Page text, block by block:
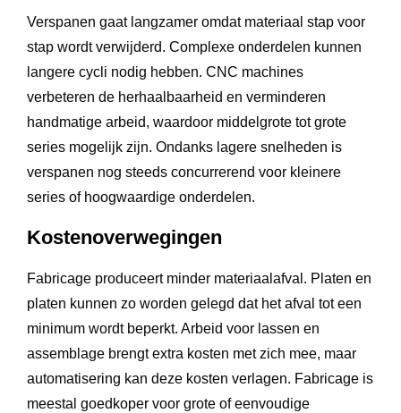
Verspanen gaat langzamer omdat materiaal stap voor
stap wordt verwijderd. Complexe onderdelen kunnen
langere cycli nodig hebben. CNC machines
verbeteren de herhaalbaarheid en verminderen
handmatige arbeid, waardoor middelgrote tot grote
series mogelijk zijn. Ondanks lagere snelheden is
verspanen nog steeds concurrerend voor kleinere
series of hoogwaardige onderdelen.
Kostenoverwegingen
Fabricage produceert minder materiaalafval. Platen en
platen kunnen zo worden gelegd dat het afval tot een
minimum wordt beperkt. Arbeid voor lassen en
assemblage brengt extra kosten met zich mee, maar
automatisering kan deze kosten verlagen. Fabricage is
meestal goedkoper voor grote of eenvoudige